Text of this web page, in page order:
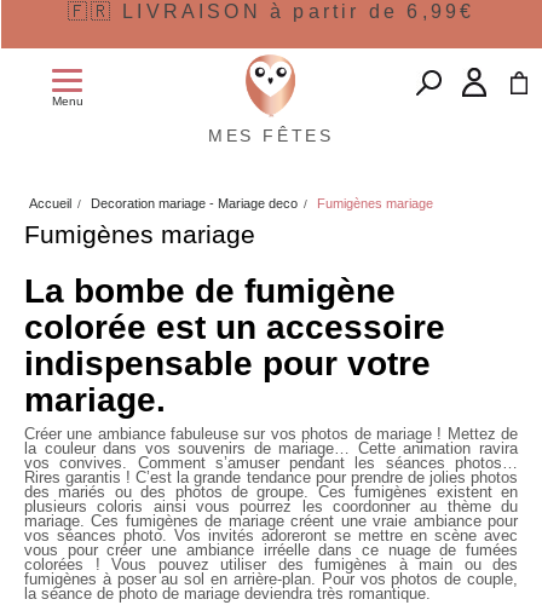
🇫🇷 LIVRAISON à partir de 6,99€
Menu
MES FÊTES
Accueil Decoration mariage - Mariage deco Fumigènes mariage
Fumigènes mariage
La bombe de fumigène
colorée est un accessoire
indispensable pour votre
mariage.
Créer une ambiance fabuleuse sur vos photos de mariage ! Mettez de
la couleur dans vos souvenirs de mariage… Cette animation ravira
vos convives. Comment s’amuser pendant les séances photos…
Rires garantis ! C’est la grande tendance pour prendre de jolies photos
des mariés ou des photos de groupe. Ces fumigènes existent en
plusieurs coloris ainsi vous pourrez les coordonner au thème du
mariage. Ces fumigènes de mariage créent une vraie ambiance pour
vos séances photo. Vos invités adoreront se mettre en scène avec
vous pour créer une ambiance irréelle dans ce nuage de fumées
colorées ! Vous pouvez utiliser des fumigènes à main ou des
fumigènes à poser au sol en arrière-plan. Pour vos photos de couple,
la séance de photo de mariage deviendra très romantique.